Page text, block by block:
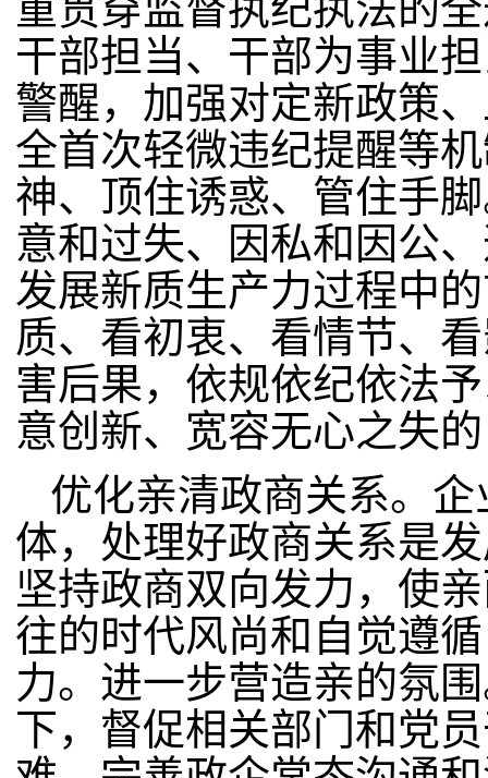
干部担当、干部为事业
警醒，加强对定新政策
全首次轻微违纪提醒等
神、顶住诱惑、管住手
意和过失、因私和因公
发展新质生产力过程中
质、看初衷、看情节、
害后果，依规依纪依法
意创新、宽容无心之失
优化亲清政商关系。
体，处理好政商关系是
坚持政商双向发力，使
往的时代风尚和自觉遵
力。进一步营造亲的氛
下，督促相关部门和党